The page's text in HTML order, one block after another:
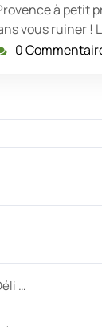
à petit
vous ruiner !
0
…